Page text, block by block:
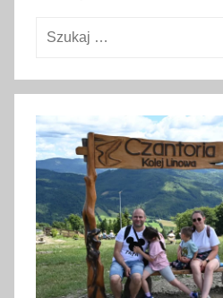
2
1
7
Szukaj: